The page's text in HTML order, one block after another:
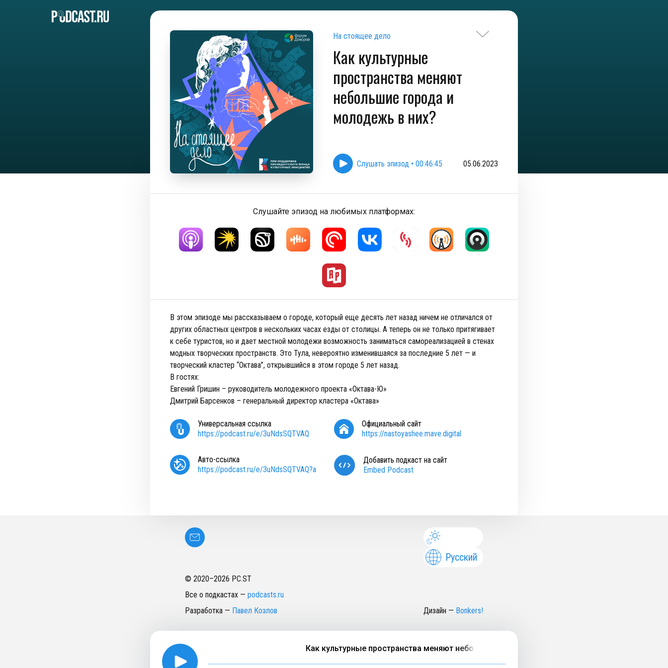
На стоящее дело
Как культурные
пространства меняют
небольшие города и
молодежь в них?
Слушать эпизод • 00:46:45 05.06.2023
Слушайте эпизод на любимых платформах:
В этом эпизоде мы рассказываем о городе, который еще десять лет назад ничем не отличался от
других областных центров в нескольких часах езды от столицы. А теперь он не только притягивает
к себе туристов, но и дает местной молодежи возможность заниматься самореализацией в стенах
модных творческих пространств. Это Тула, невероятно изменившаяся за последние 5 лет — и
творческий кластер “Октава”, открывшийся в этом городе 5 лет назад.
В гостях:
Евгений Гришин – руководитель молодежного проекта «Октава-Ю»
Дмитрий Барсенков – генеральный директор кластера «Октава»
Универсальная ссылка
https://podcast.ru/e/3uNdsSQTVAQ
Официальный сайт
https://nastoyashee.mave.digital
Авто-ссылка
https://podcast.ru/e/3uNdsSQTVAQ?a
Добавить подкаст на сайт
Embed Podcast
Русский
© 2020–2026 PC.ST
Все о подкастах — podcasts.ru
Разработка — Павел Козлов Дизайн — Bonkers!
Как культурные пространства меняют небольшие города и молодежь в них?